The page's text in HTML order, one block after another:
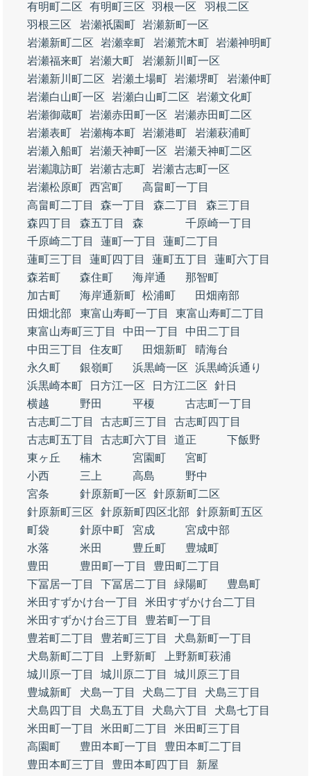
有明町二区
有明町三区 羽根一区
羽根二区
羽根三区
岩瀬祇園町 岩瀬新町一区
岩瀬新町二区
岩瀬幸町 岩瀬荒木町 岩瀬神明町
岩瀬福来町 岩瀬大町
岩瀬新川町一区
岩瀬新川町二区
岩瀬土場町 岩瀬堺町
岩瀬仲町
岩瀬白山町一区
岩瀬白山町二区
岩瀬文化町
岩瀬御蔵町 岩瀬赤田町一区
岩瀬赤田町二区
岩瀬表町
岩瀬梅本町 岩瀬港町
岩瀬萩浦町
岩瀬入船町 岩瀬天神町一区
岩瀬天神町二区
岩瀬諏訪町 岩瀬古志町 岩瀬古志町一区
岩瀬松原町 西宮町
高畠町一丁目
高畠町二丁目
森一丁目 森二丁目
森三丁目
森四丁目
森五丁目 森
千原崎一丁目
千原崎二丁目
蓮町一丁目
蓮町二丁目
蓮町三丁目
蓮町四丁目 蓮町五丁目
蓮町六丁目
森若町
森住町 海岸通
那智町
加古町
海岸通新町 松浦町
田畑南部
田畑北部
東富山寿町一丁目
東富山寿町二丁目
東富山寿町三丁目
中田一丁目
中田二丁目
中田三丁目
住友町 田畑新町
晴海台
永久町
銀嶺町 浜黒崎一区
浜黒崎浜通り
浜黒崎本町
日方江一区 日方江二区
針日
横越
野田 平榎
古志町一丁目
古志町二丁目
古志町三丁目
古志町四丁目
古志町五丁目
古志町六丁目 道正
下飯野
東ヶ丘
楠木 宮園町
宮町
小西
三上 高島
野中
宮条
針原新町一区
針原新町二区
針原新町三区
針原新町四区北部
針原新町五区
町袋
針原中町 宮成
宮成中部
水落
米田 豊丘町
豊城町
豊田
豊田町一丁目
豊田町二丁目
下冨居一丁目
下冨居二丁目 緑陽町
豊島町
米田すずかけ台一丁目
米田すずかけ台二丁目
米田すずかけ台三丁目
豊若町一丁目
豊若町二丁目
豊若町三丁目
犬島新町一丁目
犬島新町二丁目
上野新町
上野新町萩浦
城川原一丁目
城川原二丁目
城川原三丁目
豊城新町
犬島一丁目 犬島二丁目
犬島三丁目
犬島四丁目
犬島五丁目 犬島六丁目
犬島七丁目
米田町一丁目
米田町二丁目
米田町三丁目
高園町
豊田本町一丁目
豊田本町二丁目
豊田本町三丁目
豊田本町四丁目
新屋